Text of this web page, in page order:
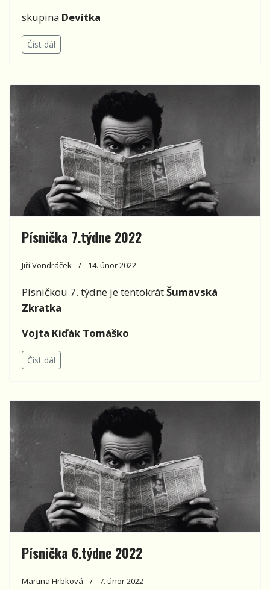
skupina Devítka
Číst dál
Písnička 7.týdne 2022
Jiří Vondráček 14. únor 2022
Písničkou 7. týdne je tentokrátŠumavská
Zkratka
Vojta Kiďák Tomáško
Číst dál
Písnička 6.týdne 2022
Martina Hrbková 7. únor 2022